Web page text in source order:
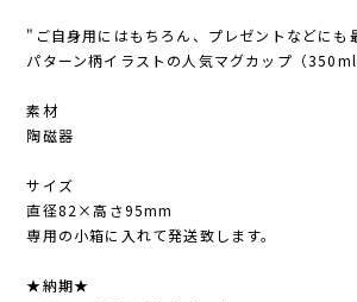
"ご自身用にはもちろん、プレゼントなどにも
パターン柄イラストの人気マグカップ（
素材
陶磁器
サイズ
直径82×高さ95mm
専用の小箱に入れて発送致します。
★納期★